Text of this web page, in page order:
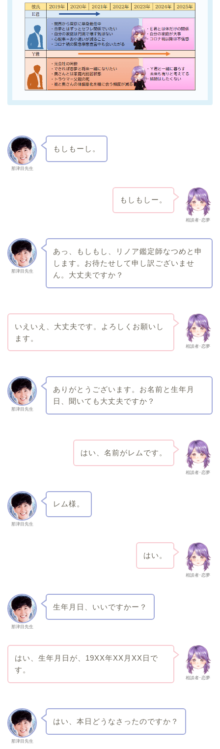
那津目先生
もしもーし。
相談者･恋夢
もしもしー。
那津目先生
あっ、もしもし、リノア鑑定師なつめと申
します。お待たせして申し訳ございませ
ん。大丈夫ですか？
相談者･恋夢
いえいえ、大丈夫です。よろしくお願いし
ます。
那津目先生
ありがとうございます。お名前と生年月
日、聞いても大丈夫ですか？
相談者･恋夢
はい、名前がレムです。
那津目先生
レム様。
相談者･恋夢
はい。
那津目先生
生年月日、いいですかー？
相談者･恋夢
はい、生年月日が、19XX年XX月XX日で
す。
那津目先生
はい、本日どうなさったのですか？